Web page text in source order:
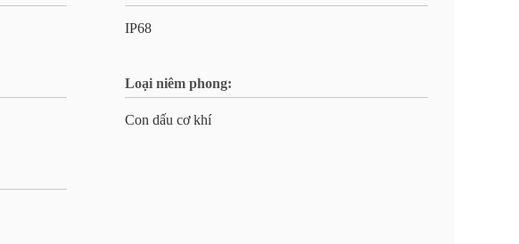
IP68
Loại niêm phong:
Con dấu cơ khí